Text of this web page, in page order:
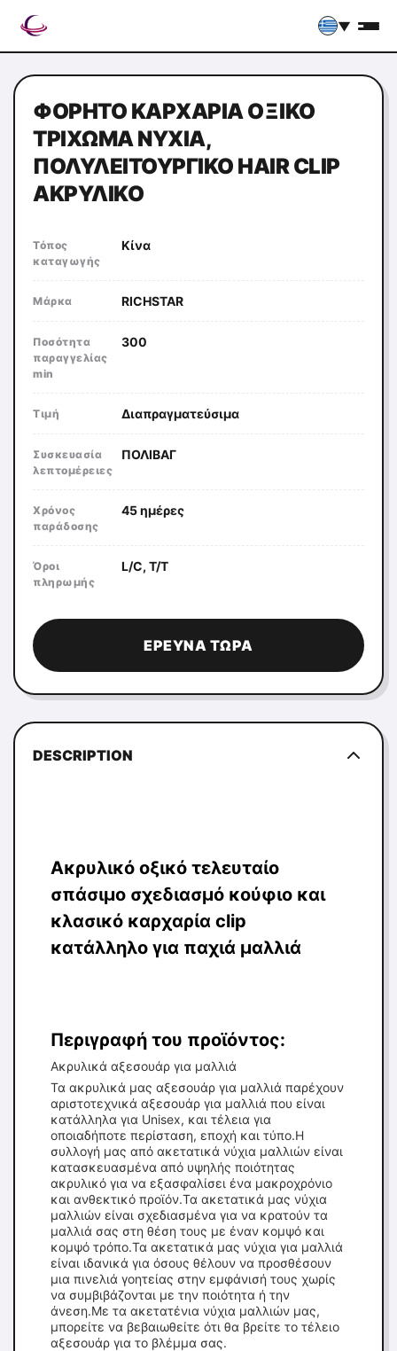
▼
ΦΟΡΗΤΌ ΚΑΡΧΑΡΊΑ ΟΞΙΚΌ
ΤΡΊΧΩΜΑ ΝΎΧΙΑ,
ΠΟΛΥΛΕΙΤΟΥΡΓΙΚΌ HAIR CLIP
ΑΚΡΥΛΙΚΌ
Τόπος
καταγωγής
Κίνα
Μάρκα RICHSTAR
Ποσότητα
παραγγελίας
min
300
Τιμή Διαπραγματεύσιμα
Συσκευασία
λεπτομέρειες
ΠΟΛΙΒΑΓ
Χρόνος
παράδοσης
45 ημέρες
Όροι
πληρωμής
L/C, T/T
ΈΡΕΥΝΑ ΤΏΡΑ
DESCRIPTION
Ακρυλικό οξικό τελευταίο
σπάσιμο σχεδιασμό κούφιο και
κλασικό καρχαρία clip
κατάλληλο για παχιά μαλλιά
Περιγραφή του προϊόντος:
Ακρυλικά αξεσουάρ για μαλλιά
Τα ακρυλικά μας αξεσουάρ για μαλλιά παρέχουν
αριστοτεχνικά αξεσουάρ για μαλλιά που είναι
κατάλληλα για Unisex, και τέλεια για
οποιαδήποτε περίσταση, εποχή και τύπο.Η
συλλογή μας από ακετατικά νύχια μαλλιών είναι
κατασκευασμένα από υψηλής ποιότητας
ακρυλικό για να εξασφαλίσει ένα μακροχρόνιο
και ανθεκτικό προϊόν.Τα ακετατικά μας νύχια
μαλλιών είναι σχεδιασμένα για να κρατούν τα
μαλλιά σας στη θέση τους με έναν κομψό και
κομψό τρόπο.Τα ακετατικά μας νύχια για μαλλιά
είναι ιδανικά για όσους θέλουν να προσθέσουν
μια πινελιά γοητείας στην εμφάνισή τους χωρίς
να συμβιβάζονται με την ποιότητα ή την
άνεση.Με τα ακετατένια νύχια μαλλιών μας,
μπορείτε να βεβαιωθείτε ότι θα βρείτε το τέλειο
αξεσουάρ για το βλέμμα σας.